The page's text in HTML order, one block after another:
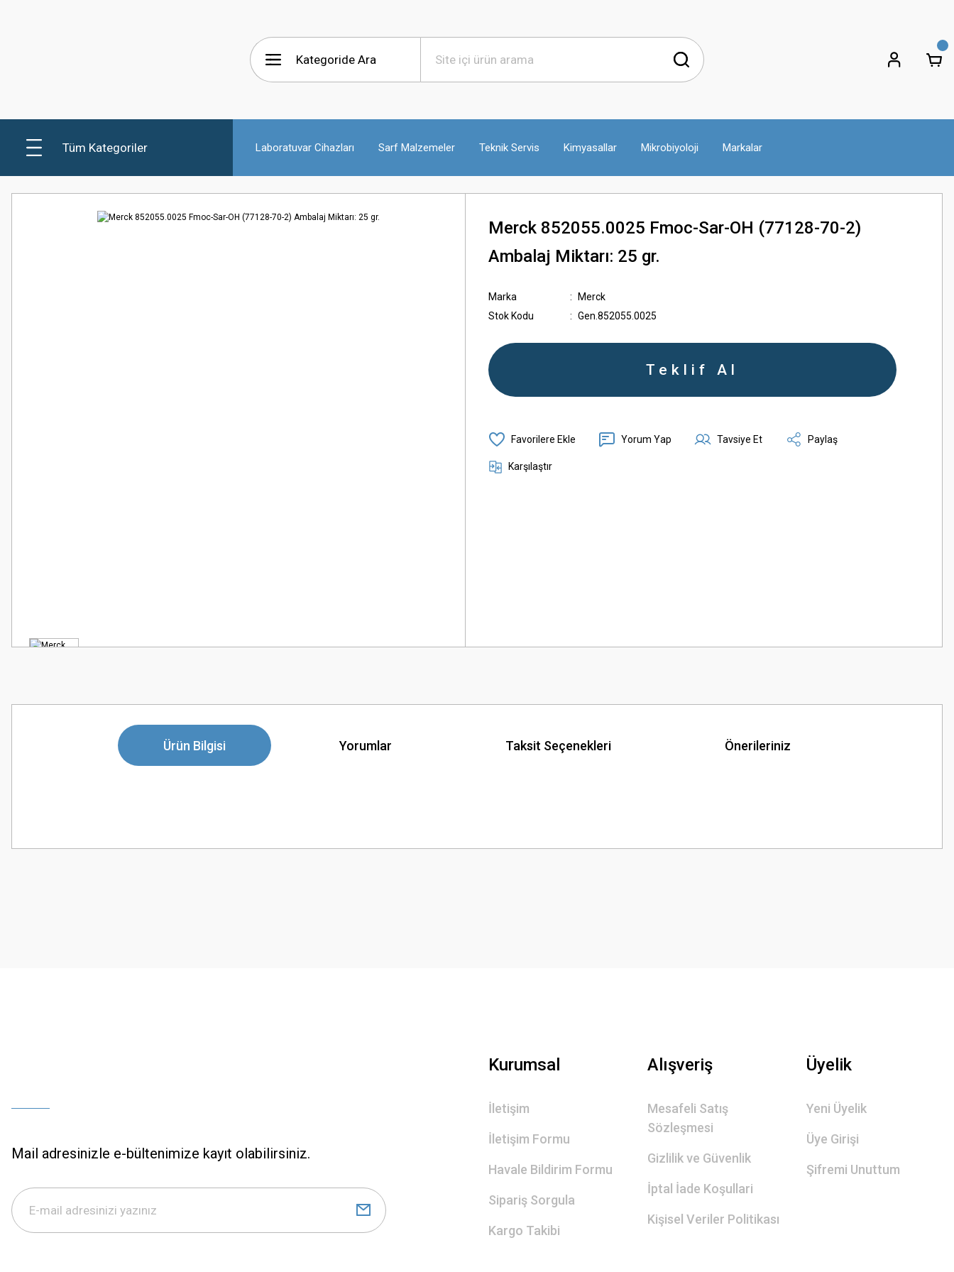
Tüm Kategoriler Laboratuvar Cihazları Sarf Malzemeler Teknik Servis Kimyasallar Mikrobiyoloji Markalar
Merck 852055.0025 Fmoc-Sar-OH (77128-70-2)
Ambalaj Miktarı: 25 gr.
Marka
Merck
Stok Kodu
Gen.852055.0025
Teklif Al
Yorum Yap Tavsiye Et Paylaş
Karşılaştır
Ürün Bilgisi Yorumlar Taksit Seçenekleri Önerileriniz
Görüş ve önerileriniz için teşekkür ederiz.
Mail adresinizle e-bültenimize kayıt olabilirsiniz.
Kurumsal
İletişim
İletişim Formu
Havale Bildirim Formu
Sipariş Sorgula
Kargo Takibi
Alışveriş
Mesafeli Satış
Sözleşmesi
Gizlilik ve Güvenlik
İptal İade Koşullari
Kişisel Veriler Politikası
Üyelik
Yeni Üyelik
Üye Girişi
Şifremi Unuttum